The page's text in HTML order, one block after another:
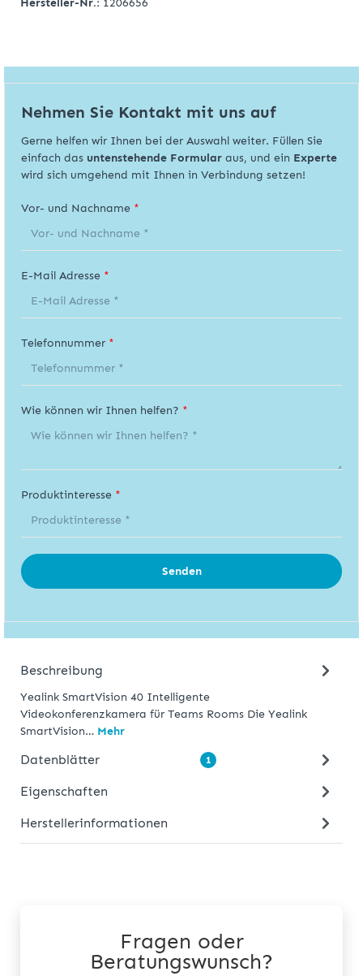
Hersteller-Nr.: 1206656
Nehmen Sie Kontakt mit uns auf
Gerne helfen wir Ihnen bei der Auswahl weiter. Füllen Sie
einfach das untenstehende Formular aus, und ein Experte
wird sich umgehend mit Ihnen in Verbindung setzen!
Vor- und Nachname *
E-Mail Adresse *
Telefonnummer *
Wie können wir Ihnen helfen? *
Produktinteresse *
Senden
Beschreibung
Yealink SmartVision 40 Intelligente
Videokonferenzkamera für Teams Rooms Die Yealink
SmartVision… Mehr
Datenblätter 1
Eigenschaften
Herstellerinformationen
Fragen oder
Beratungswunsch?